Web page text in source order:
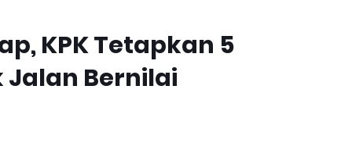
KPK Tetapkan 5
Jalan Bernilai